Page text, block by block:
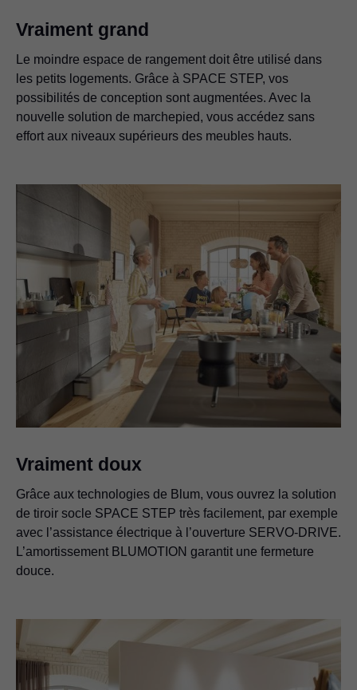
Vraiment grand
Le moindre espace de rangement doit être utilisé dans
les petits logements. Grâce à SPACE STEP, vos
possibilités de conception sont augmentées. Avec la
nouvelle solution de marchepied, vous accédez sans
effort aux niveaux supérieurs des meubles hauts.
Vraiment doux
Grâce aux technologies de Blum, vous ouvrez la solution
de tiroir socle SPACE STEP très facilement, par exemple
avec l’assistance électrique à l’ouverture SERVO-DRIVE.
L’amortissement BLUMOTION garantit une fermeture
douce.